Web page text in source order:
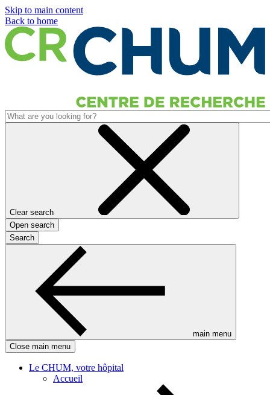
Skip to main content
Back to home
Clear search
Open search
Search
main menu
Close main menu
Le CHUM, votre hôpital
Accueil